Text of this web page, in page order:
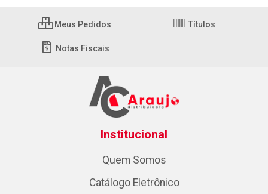
Meus Pedidos Títulos
Notas Fiscais
Institucional
Quem Somos
Catálogo Eletrônico